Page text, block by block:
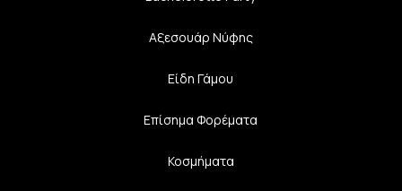
Αξεσουάρ Νύφης
Είδη Γάμου
Επίσημα Φορέματα
Κοσμήματα